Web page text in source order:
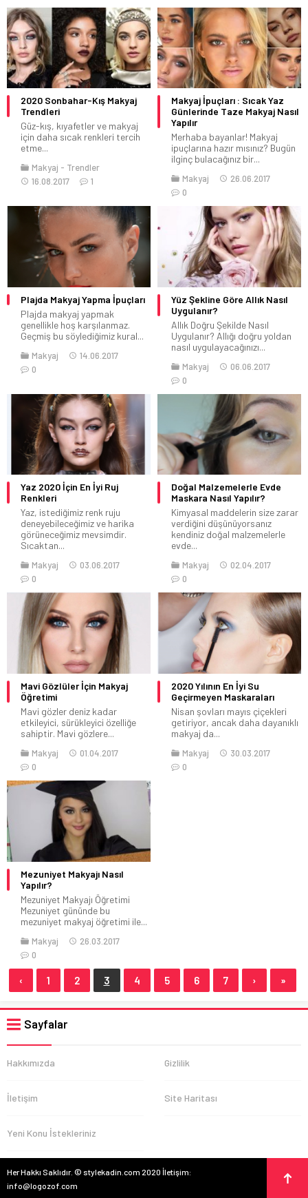
2020 Sonbahar-Kış Makyaj
Trendleri
Güz-kış, kıyafetler ve makyaj
için daha sıcak renkleri tercih
etme...
Makyaj
Trendler
16.08.2017
1
Makyaj İpuçları : Sıcak Yaz
Günlerinde Taze Makyaj Nasıl
Yapılır
Merhaba bayanlar! Makyaj
ipuçlarına hazır mısınız? Bugün
ilginç bulacağınız bir...
Makyaj
26.06.2017
0
Plajda Makyaj Yapma İpuçları
Plajda makyaj yapmak
genellikle hoş karşılanmaz.
Geçmiş bu söylediğimiz kural...
Makyaj
14.06.2017
0
Yüz Şekline Göre Allık Nasıl
Uygulanır?
Allık Doğru Şekilde Nasıl
Uygulanır? Allığı doğru yoldan
nasıl uygulayacağınızı...
Makyaj
06.06.2017
0
Yaz 2020 İçin En İyi Ruj
Renkleri
Yaz, istediğimiz renk ruju
deneyebileceğimiz ve harika
görüneceğimiz mevsimdir.
Sıcaktan...
Makyaj
03.06.2017
0
Doğal Malzemelerle Evde
Maskara Nasıl Yapılır?
Kimyasal maddelerin size zarar
verdiğini düşünüyorsanız
kendiniz doğal malzemelerle
evde...
Makyaj
02.04.2017
0
Mavi Gözlüler İçin Makyaj
Öğretimi
Mavi gözler deniz kadar
etkileyici, sürükleyici özelliğe
sahiptir. Mavi gözlere...
Makyaj
01.04.2017
0
2020 Yılının En İyi Su
Geçirmeyen Maskaraları
Nisan şovları mayıs çiçekleri
getiriyor, ancak daha dayanıklı
makyaj da...
Makyaj
30.03.2017
0
Mezuniyet Makyajı Nasıl
Yapılır?
Mezuniyet Makyajı Öğretimi
Mezuniyet gününde bu
mezuniyet makyaj öğretimi ile...
Makyaj
26.03.2017
0
‹ 1 2 3 4 5 6 7 › »
Sayfalar
Hakkımızda Gizlilik
İletişim Site Haritası
Yeni Konu İstekleriniz
Her Hakkı Saklıdır. © stylekadin.com 2020 İletişim:
info@logozof.com